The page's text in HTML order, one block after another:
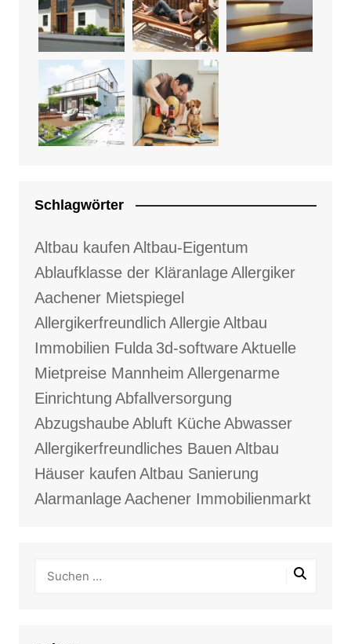
Schlagwörter
Altbau kaufen Altbau-Eigentum
Ablaufklasse der KläranlageAllergiker
Aachener Mietspiegel
Allergikerfreundlich AllergieAltbau
Immobilien Fulda 3d-softwareAktuelle
Mietpreise Mannheim Allergenarme
Einrichtung Abfallversorgung
AbzugshaubeAbluft KücheAbwasser
Allergikerfreundliches Bauen Altbau
Häuser kaufen Altbau Sanierung
AlarmanlageAachener Immobilienmarkt